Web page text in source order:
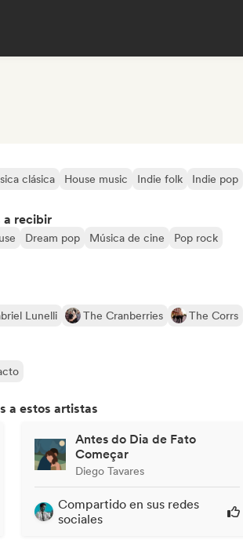
clásica House music Indie folk
Indie pop
a recibir
Dream pop Música de cine
Pop rock
Lunelli The Cranberries The Corrs
a estos artistas
Antes do Dia de Fato
Começar
Diego Tavares
Compartido en sus redes
sociales